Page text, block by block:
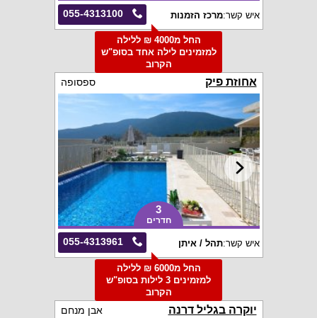
055-4313100 איש קשר:מרכז הזמנות
החל מ4000 ₪ ללילה
למזמינים לילה אחד בסופ"ש
הקרוב
אחוזת פיק ספסופה
3
חדרים
055-4313961 איש קשר:תהל / איתן
החל מ6000 ₪ ללילה
למזמינים 3 לילות בסופ"ש
הקרוב
יוקרה בגליל דרנה אבן מנחם